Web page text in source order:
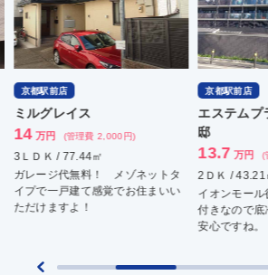
円)
ゾネットタ
お住まいい
エステムプラザ京都聚楽第雅
邸
13.7 (管理費 8,000円)
2ＤＫ / 43.21㎡
イオンモール徒歩１分！ 床暖房
付きなので底冷えする京都の冬も